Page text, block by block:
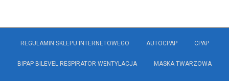
REGULAMIN SKLEPU INTERNETOWEGO AUTOCPAP CPAP
BIPAP BILEVEL RESPIRATOR WENTYLACJA MASKA TWARZOWA